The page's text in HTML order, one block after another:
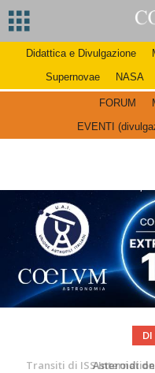
Didattica e Divulgazione
Supernovae
NASA
FORUM
EVENTI
La Luna